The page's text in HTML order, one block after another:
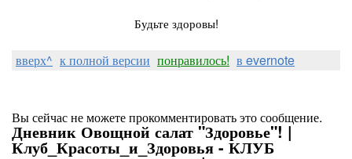
Будьте здоровы!
вверх^ к полной версии понравилось! в evernote
Вы сейчас не можете прокомментировать это сообщение.
Дневник Овощной салат "Здоровье"! |
Клуб_Красоты_и_Здоровья - КЛУБ